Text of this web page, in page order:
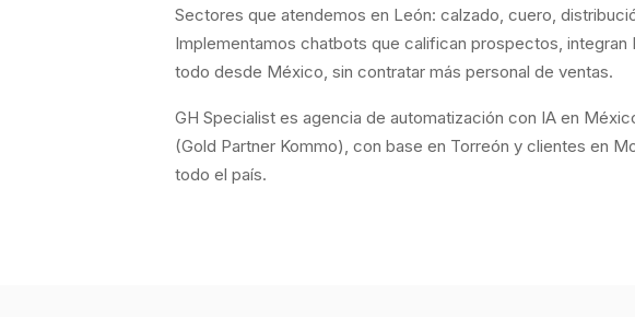
Sectores que atendemos en León: calzado, cuero,
Implementamos chatbots que califican prospectos,
todo desde México, sin contratar más personal de ventas.
GH Specialist es agencia de automatización con IA en
(Gold Partner Kommo), con base en Torreón y clientes en
todo el país.